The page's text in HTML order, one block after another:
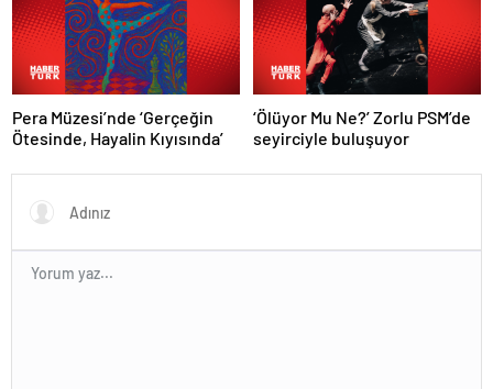
Pera Müzesi’nde ‘Gerçeğin
Ötesinde, Hayalin Kıyısında’
‘Ölüyor Mu Ne?’ Zorlu PSM’de
seyirciyle buluşuyor